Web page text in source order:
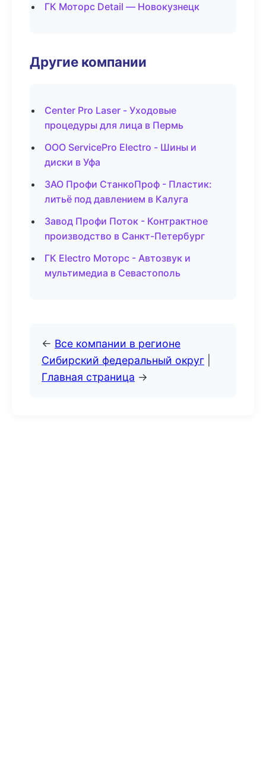
ГК Моторс Detail — Новокузнецк
Другие компании
Center Pro Laser - Уходовые
процедуры для лица в Пермь
ООО ServicePro Electro - Шины и
диски в Уфа
ЗАО Профи СтанкоПроф - Пластик:
литьё под давлением в Калуга
Завод Профи Поток - Контрактное
производство в Санкт-Петербург
ГК Electro Моторс - Автозвук и
мультимедиа в Севастополь
← Все компании в регионе
Сибирский федеральный округ
Главная страница →